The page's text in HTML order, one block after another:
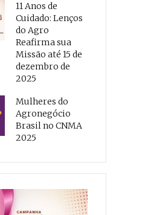
11 Anos de
Cuidado: Lenços
do Agro
Reafirma sua
Missão até 15 de
dezembro de
2025
Mulheres do
Agronegócio
Brasil no CNMA
2025